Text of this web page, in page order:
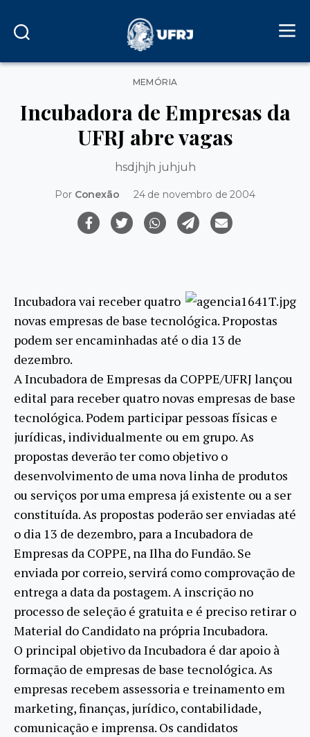
Categorias
MEMÓRIA
Incubadora de Empresas da
UFRJ abre vagas
hsdjhjh juhjuh
Por Conexão 24 de novembro de 2004
Incubadora vai receber quatro
novas empresas de base tecnológica. Propostas
podem ser encaminhadas até o dia 13 de
dezembro.
A Incubadora de Empresas da COPPE/UFRJ lançou
edital para receber quatro novas empresas de base
tecnológica. Podem participar pessoas físicas e
jurídicas, individualmente ou em grupo. As
propostas deverão ter como objetivo o
desenvolvimento de uma nova linha de produtos
ou serviços por uma empresa já existente ou a ser
constituída. As propostas poderão ser enviadas até
o dia 13 de dezembro, para a Incubadora de
Empresas da COPPE, na Ilha do Fundão. Se
enviada por correio, servirá como comprovação de
entrega a data da postagem. A inscrição no
processo de seleção é gratuita e é preciso retirar o
Material do Candidato na própria Incubadora.
O principal objetivo da Incubadora é dar apoio à
formação de empresas de base tecnológica. As
empresas recebem assessoria e treinamento em
marketing, finanças, jurídico, contabilidade,
comunicação e imprensa. Os candidatos